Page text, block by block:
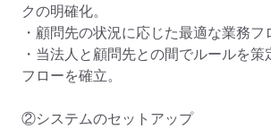
クの明確化。
・顧問先の状況に応じた最適な業務フ
・当法人と顧問先との間でルールを
フローを確立。
②システムのセットアップ